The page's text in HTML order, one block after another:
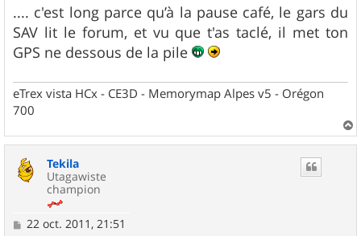
s
a
g
e
.... c'est long parce qu’à la pause café, le gars du
SAV lit le forum, et vu que t'as taclé, il met ton
GPS ne dessous de la pile
eTrex vista HCx - CE3D - Memorymap Alpes v5 - Orégon
700
a
Tekila
Utagawiste
champion
M
22 oct. 2011, 21:51